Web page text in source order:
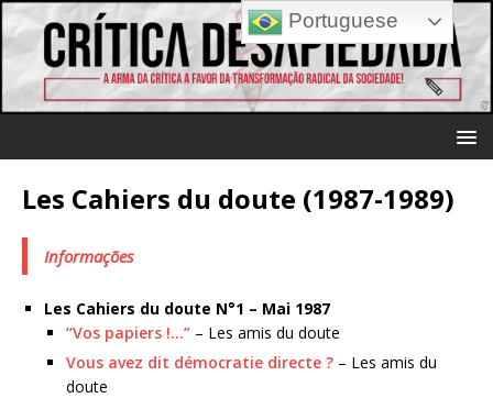
Les Cahiers du doute (1987-1989)
Informações
Les Cahiers du doute N°1 – Mai 1987
“Vos papiers !…” – Les amis du doute
Vous avez dit démocratie directe ? – Les amis du
doute
Portuguese